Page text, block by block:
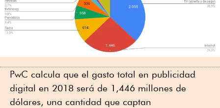
PwC calcula que el gasto total en publicidad
digital en 2018 será de 1,446 millones de
dólares, una cantidad que captan